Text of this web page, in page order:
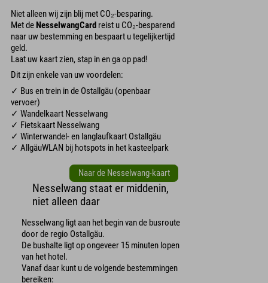
Niet alleen wij zijn blij met CO₂-besparing.
Met deNesselwangCard reist u CO₂-besparend
naar uw bestemming en bespaart u tegelijkertijd
geld.
Laat uw kaart zien, stap in en ga op pad!
Dit zijn enkele van uw voordelen:
✓ Bus en trein in de Ostallgäu (openbaar
vervoer)
✓ Wandelkaart Nesselwang
✓ Fietskaart Nesselwang
✓ Winterwandel- en langlaufkaart Ostallgäu
✓ AllgäuWLAN bij hotspots in het kasteelpark
Naar de Nesselwang-kaart
Nesselwang staat er middenin,
niet alleen daar
Nesselwang ligt aan het begin van de busroute
door de regio Ostallgäu.
De bushalte ligt op ongeveer 15 minuten lopen
van het hotel.
Vanaf daar kunt u de volgende bestemmingen
bereiken: